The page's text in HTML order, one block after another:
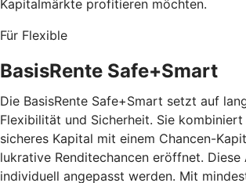
Kapitalmärkte profitieren möchten.
Für Flexible
BasisRente Safe+Smart
Die BasisRente Safe+Smart setzt auf
Flexibilität und Sicherheit. Sie
sicheres Kapital mit einem Chancen-
lukrative Renditechancen eröffnet. Diese
individuell angepasst werden. Mit